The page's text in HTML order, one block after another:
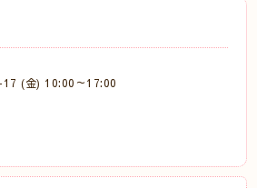
(金) 10:00～17:00